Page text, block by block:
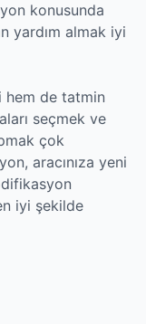
konusunda
yardım almak iyi
hem de tatmin
seçmek ve
çok
aracınıza yeni
iyi şekilde